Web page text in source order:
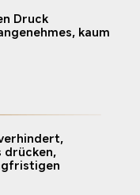
Druck
kaum
drücken,